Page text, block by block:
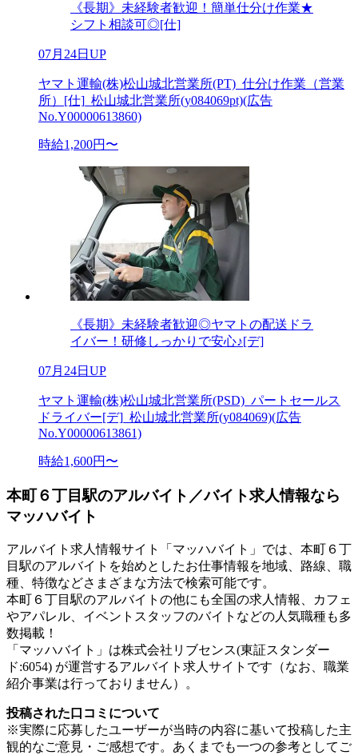
《長期》未経験者歓迎！簡単仕分け作業★
シフト相談可◎[仕]
07月24日UP
ヤマト運輸(株)松山城北営業所(PT)_仕分け作業（営業
所）[仕]_松山城北営業所(y084069pt)(広告
No.Y00000613860)
時給1,200円〜
《長期》未経験者歓迎◎ヤマトの配送ドラ
イバー！研修しっかりで安心♪[デ]
07月24日UP
ヤマト運輸(株)松山城北営業所(PSD)_パートセールス
ドライバー[デ]_松山城北営業所(y084069)(広告
No.Y00000613861)
時給1,600円〜
本町６丁目駅のアルバイト／バイト求人情報なら
マッハバイト
アルバイト求人情報サイト「マッハバイト」では、本町６丁
目駅のアルバイトを始めとしたお仕事情報を地域、路線、職
種、特徴などさまざまな方法で検索可能です。
本町６丁目駅のアルバイトの他にも全国の求人情報、カフェ
やアパレル、イベントスタッフのバイトなどの人気職種も多
数掲載！
「マッハバイト」は株式会社リブセンス(東証スタンダー
ド:6054) が運営するアルバイト求人サイトです（なお、職業
紹介事業は行っておりません）。
投稿された口コミについて
※実際に応募したユーザーが当時の内容に基いて投稿した主
観的なご意見・ご感想です。あくまでも一つの参考としてご